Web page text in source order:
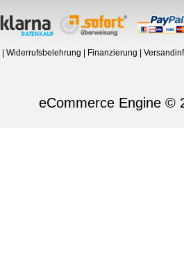
| Widerrufsbelehrung | Finanzierung |
eCommerce Engine ©